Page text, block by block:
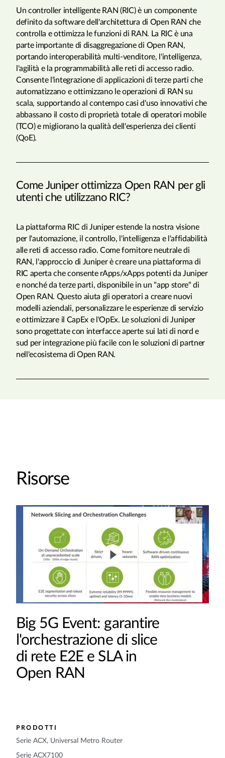
Un controller intelligente RAN (RIC) è un componente
definito da software dell'architettura di Open RAN che
controlla e ottimizza le funzioni di RAN. La RIC è una
parte importante di disaggregazione di Open RAN,
portando interoperabilità multi-venditore, l'intelligenza,
l'agilità e la programmabilità alle reti di accesso radio.
Consente l'integrazione di applicazioni di terze parti che
automatizzano e ottimizzano le operazioni di RAN su
scala, supportando al contempo casi d'uso innovativi che
abbassano il costo di proprietà totale di operatori mobile
(TCO) e migliorano la qualità dell'esperienza dei clienti
(QoE).
Come Juniper ottimizza Open RAN per gli
utenti che utilizzano RIC?
La piattaforma RIC di Juniper estende la nostra visione
per l'automazione, il controllo, l'intelligenza e l'affidabilità
alle reti di accesso radio. Come fornitore neutrale di
RAN, l'approccio di Juniper è creare una piattaforma di
RIC aperta che consente rApps/xApps potenti da Juniper
e nonché da terze parti, disponibile in un "app store" di
Open RAN. Questo aiuta gli operatori a creare nuovi
modelli aziendali, personalizzare le esperienze di servizio
e ottimizzare il CapEx e l'OpEx. Le soluzioni di Juniper
sono progettate con interfacce aperte sui lati di nord e
sud per integrazione più facile con le soluzioni di partner
nell'ecosistema di Open RAN.
Risorse
PRODOTTI
Serie ACX, Universal Metro Router
Serie ACX7100
Big 5G Event: garantire
l'orchestrazione di slice
di rete E2E e SLA in
Open RAN